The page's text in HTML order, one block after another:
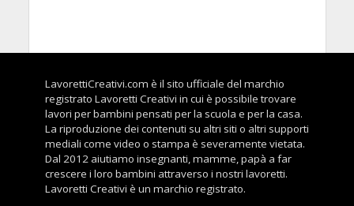
LavorettiCreativi.com è il sito ufficiale del marchio
registrato Lavoretti Creativi in cui è possibile trovare
lavori per bambini pensati per la scuola e per la casa.
La riproduzione dei contenuti su altri siti o altri supporti
mediali come video o stampa è severamente vietata.
Dal 2012 aiutiamo insegnanti, mamme, papà a far
crescere i loro bambini attraverso i nostri lavoretti.
Lavoretti Creativi è un marchio registrato.